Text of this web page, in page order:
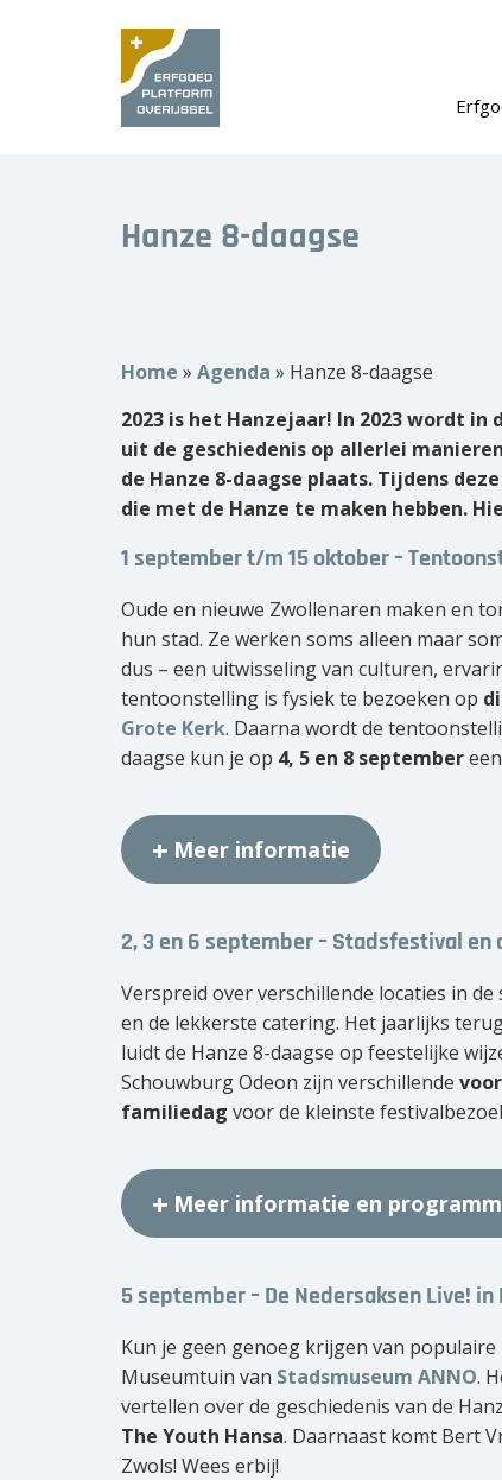
Hanze 8-daagse
Home » Agenda » Hanze 8-daagse
2023 is het Hanzejaar! In 2023 wordt
uit de geschiedenis op allerlei
de Hanze 8-daagse plaats. Tijdens
die met de Hanze te maken hebben.
1 september t/m 15 oktober –
Oude en nieuwe Zwollenaren maken en
hun stad. Ze werken soms alleen maar
dus – een uitwisseling van culturen,
tentoonstelling is fysiek te bezoeken op
Grote Kerk. Daarna wordt de
daagse kun je op 4, 5 en 8 septembereen
Meer informatie
2, 3 en 6 september – Stadsfestival en
Verspreid over verschillende locaties in
en de lekkerste catering. Het jaarlijks
luidt de Hanze 8-daagse op feestelijke
Schouwburg Odeon zijn verschillende
familiedag voor de kleinste
Meer informatie en
5 september – De Nedersaksen Live! in
Kun je geen genoeg krijgen van populaire
Museumtuin van Stadsmuseum ANNO.
vertellen over de geschiedenis van de
The Youth Hansa. Daarnaast komt Bert
Zwols! Wees erbij!